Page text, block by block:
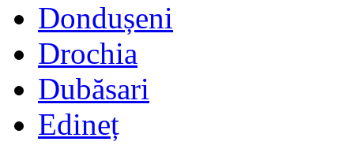
Dondușeni
Drochia
Dubăsari
Edineț